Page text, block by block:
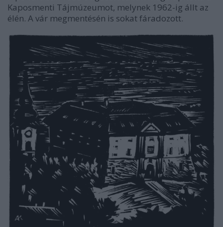
Kaposmenti Tájmúzeumot, melynek 1962-ig állt az
élén. A vár megmentésén is sokat fáradozott.